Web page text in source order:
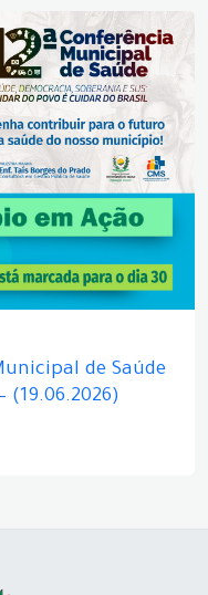
de Saúde